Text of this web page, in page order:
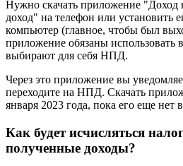
Нужно скачать приложение "Доход
доход" на телефон или установить
компьютер (главное, чтобы был
приложение обязаны использовать
выбирают для себя НПД.
Через это приложение вы
переходите на НПД. Скачать
января 2023 года, пока его еще нет
Как будет исчисляться
полученные доходы?